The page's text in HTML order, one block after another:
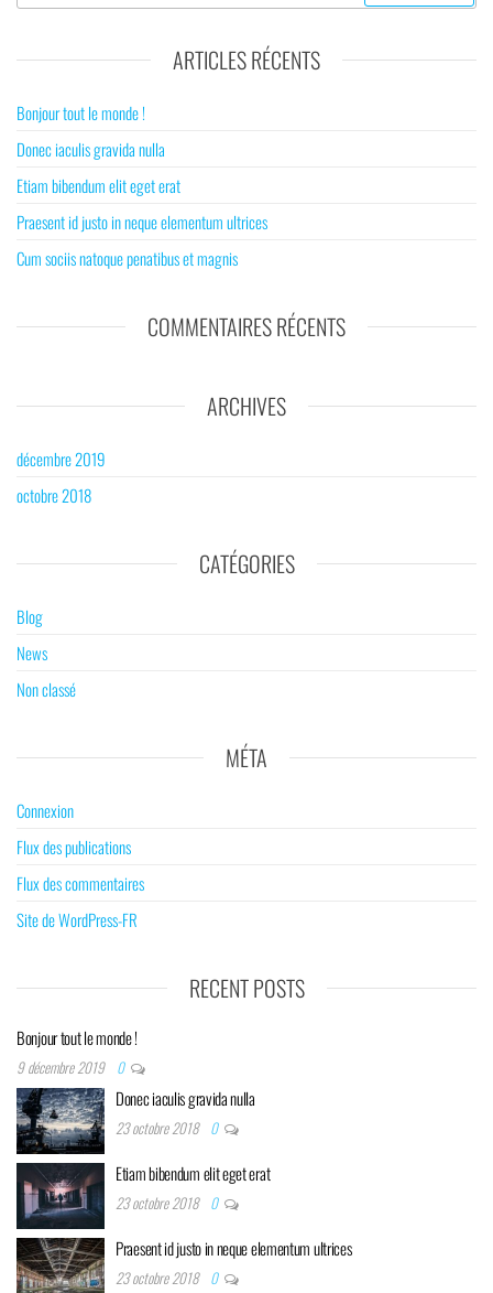
ARTICLES RÉCENTS
Bonjour tout le monde !
Donec iaculis gravida nulla
Etiam bibendum elit eget erat
Praesent id justo in neque elementum ultrices
Cum sociis natoque penatibus et magnis
COMMENTAIRES RÉCENTS
ARCHIVES
décembre 2019
octobre 2018
CATÉGORIES
Blog
News
Non classé
MÉTA
Connexion
Flux des publications
Flux des commentaires
Site de WordPress-FR
RECENT POSTS
Bonjour tout le monde !
9 décembre 2019 0
Donec iaculis gravida nulla
23 octobre 2018 0
Etiam bibendum elit eget erat
23 octobre 2018 0
Praesent id justo in neque elementum ultrices
23 octobre 2018 0